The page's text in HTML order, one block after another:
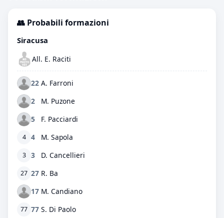
👥 Probabili formazioni
Siracusa
All. E. Raciti
22 A. Farroni
2
M. Puzone
5
F. Pacciardi
4 4 M. Sapola
3 3 D. Cancellieri
27 27 R. Ba
17 M. Candiano
77 77 S. Di Paolo